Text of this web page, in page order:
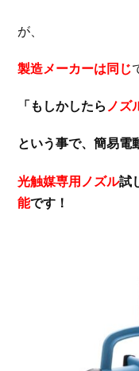
が、
製造メーカーは同じ
「もしかしたら ノズ
という事で、簡易電
光触媒専用ノズル試
能です！